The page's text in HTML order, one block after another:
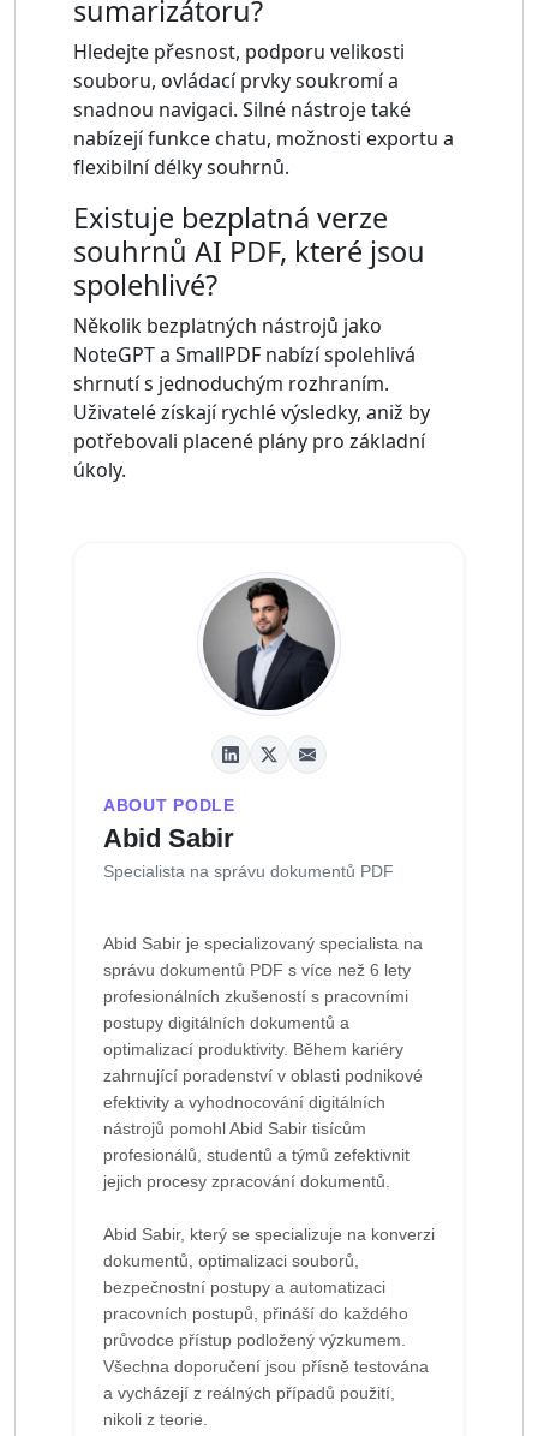
sumarizátoru?
Hledejte přesnost, podporu velikosti
souboru, ovládací prvky soukromí a
snadnou navigaci. Silné nástroje také
nabízejí funkce chatu, možnosti exportu a
flexibilní délky souhrnů.
Existuje bezplatná verze
souhrnů AI PDF, které jsou
spolehlivé?
Několik bezplatných nástrojů jako
NoteGPT a SmallPDF nabízí spolehlivá
shrnutí s jednoduchým rozhraním.
Uživatelé získají rychlé výsledky, aniž by
potřebovali placené plány pro základní
úkoly.
ABOUT PODLE
Abid Sabir
Specialista na správu dokumentů PDF
Abid Sabir je specializovaný specialista na
správu dokumentů PDF s více než 6 lety
profesionálních zkušeností s pracovními
postupy digitálních dokumentů a
optimalizací produktivity. Během kariéry
zahrnující poradenství v oblasti podnikové
efektivity a vyhodnocování digitálních
nástrojů pomohl Abid Sabir tisícům
profesionálů, studentů a týmů zefektivnit
jejich procesy zpracování dokumentů.
Abid Sabir, který se specializuje na konverzi
dokumentů, optimalizaci souborů,
bezpečnostní postupy a automatizaci
pracovních postupů, přináší do každého
průvodce přístup podložený výzkumem.
Všechna doporučení jsou přísně testována
a vycházejí z reálných případů použití,
nikoli z teorie.